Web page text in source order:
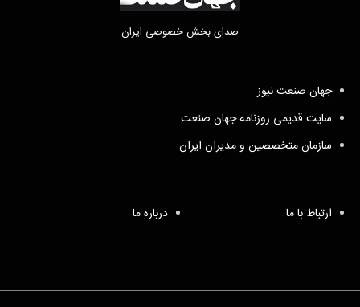
صدای بخش خصوصی ایران
جهان صنعت نیوز
سایت قدیمی روزنامه جهان صنعت
سازمان متخصصین و مدیران ایران
ارتباط با ما درباره ما